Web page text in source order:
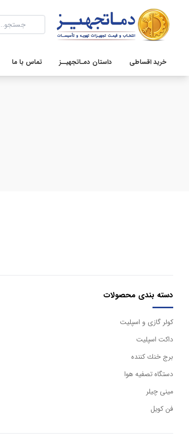
خرید اقساطی داستان دمـاتجهیــز تماس با ما
دسته بندی محصولات
كولر گازی و اسپليت
داكت اسپليت
برج خنك كننده
دستگاه تصفيه هوا
مینی چیلر
فن کویل